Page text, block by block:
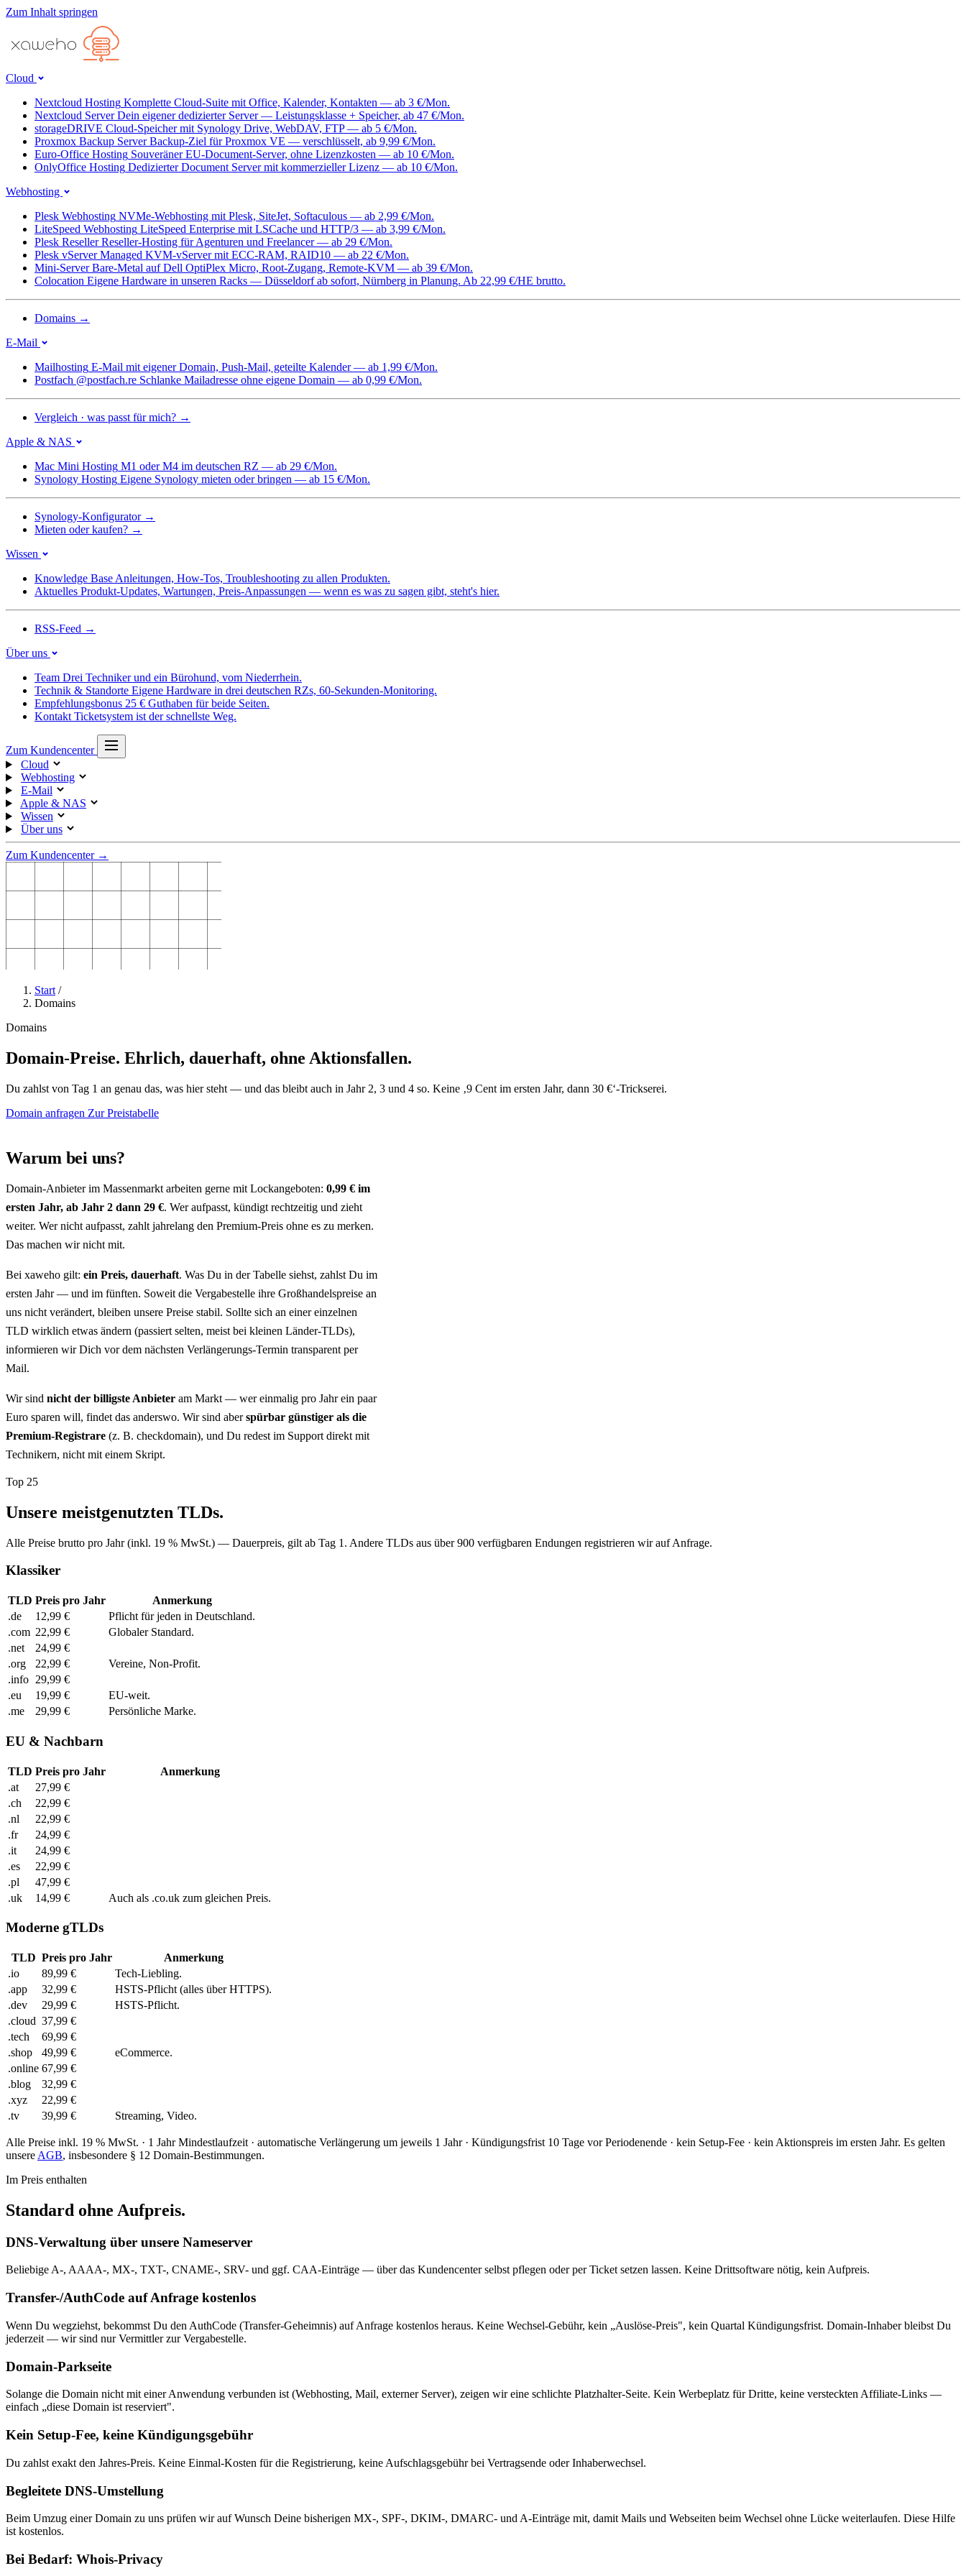
Zum Inhalt springen
Cloud
Nextcloud Hosting Komplette Cloud-Suite mit Office, Kalender, Kontakten — ab 3 €/Mon.
Nextcloud Server Dein eigener dedizierter Server — Leistungsklasse + Speicher, ab 47 €/Mon.
storageDRIVE Cloud-Speicher mit Synology Drive, WebDAV, FTP — ab 5 €/Mon.
Proxmox Backup Server Backup-Ziel für Proxmox VE — verschlüsselt, ab 9,99 €/Mon.
Euro-Office Hosting Souveräner EU-Document-Server, ohne Lizenzkosten — ab 10 €/Mon.
OnlyOffice Hosting Dedizierter Document Server mit kommerzieller Lizenz — ab 10 €/Mon.
Webhosting
Plesk Webhosting NVMe-Webhosting mit Plesk, SiteJet, Softaculous — ab 2,99 €/Mon.
LiteSpeed Webhosting LiteSpeed Enterprise mit LSCache und HTTP/3 — ab 3,99 €/Mon.
Plesk Reseller Reseller-Hosting für Agenturen und Freelancer — ab 29 €/Mon.
Plesk vServer Managed KVM-vServer mit ECC-RAM, RAID10 — ab 22 €/Mon.
Mini-Server Bare-Metal auf Dell OptiPlex Micro, Root-Zugang, Remote-KVM — ab 39 €/Mon.
Colocation Eigene Hardware in unseren Racks — Düsseldorf ab sofort, Nürnberg in Planung. Ab 22,99 €/HE brutto.
Domains →
E-Mail
Mailhosting E-Mail mit eigener Domain, Push-Mail, geteilte Kalender — ab 1,99 €/Mon.
Postfach @postfach.re Schlanke Mailadresse ohne eigene Domain — ab 0,99 €/Mon.
Vergleich · was passt für mich? →
Apple & NAS
Mac Mini Hosting M1 oder M4 im deutschen RZ — ab 29 €/Mon.
Synology Hosting Eigene Synology mieten oder bringen — ab 15 €/Mon.
Synology-Konfigurator →
Mieten oder kaufen? →
Wissen
Knowledge Base Anleitungen, How-Tos, Troubleshooting zu allen Produkten.
Aktuelles Produkt-Updates, Wartungen, Preis-Anpassungen — wenn es was zu sagen gibt, steht's hier.
RSS-Feed →
Über uns
Team Drei Techniker und ein Bürohund, vom Niederrhein.
Technik & Standorte Eigene Hardware in drei deutschen RZs, 60-Sekunden-Monitoring.
Empfehlungsbonus 25 € Guthaben für beide Seiten.
Kontakt Ticketsystem ist der schnellste Weg.
Zum Kundencenter
Cloud
Webhosting
E-Mail
Apple & NAS
Wissen
Über uns
Zum Kundencenter →
Start /
Domains
Domains
Domain-Preise. Ehrlich, dauerhaft, ohne Aktionsfallen.
Du zahlst von Tag 1 an genau das, was hier steht — und das bleibt auch in Jahr 2, 3 und 4 so. Keine ‚9 Cent im ersten Jahr, dann 30 €‘-Trickserei.
Domain anfragen Zur Preistabelle
Warum bei uns?
Domain-Anbieter im Massenmarkt arbeiten gerne mit Lockangeboten: 0,99 € im
ersten Jahr, ab Jahr 2 dann 29 €. Wer aufpasst, kündigt rechtzeitig und zieht
weiter. Wer nicht aufpasst, zahlt jahrelang den Premium-Preis ohne es zu merken.
Das machen wir nicht mit.
Bei xaweho gilt: ein Preis, dauerhaft. Was Du in der Tabelle siehst, zahlst Du im
ersten Jahr — und im fünften. Soweit die Vergabestelle ihre Großhandelspreise an
uns nicht verändert, bleiben unsere Preise stabil. Sollte sich an einer einzelnen
TLD wirklich etwas ändern (passiert selten, meist bei kleinen Länder-TLDs),
informieren wir Dich vor dem nächsten Verlängerungs-Termin transparent per
Mail.
Wir sind nicht der billigste Anbieter am Markt — wer einmalig pro Jahr ein paar
Euro sparen will, findet das anderswo. Wir sind aberspürbar günstiger als die
Premium-Registrare (z. B. checkdomain), und Du redest im Support direkt mit
Technikern, nicht mit einem Skript.
Top 25
Unsere meistgenutzten TLDs.
Alle Preise brutto pro Jahr (inkl. 19 % MwSt.) — Dauerpreis, gilt ab Tag 1. Andere TLDs aus über 900 verfügbaren Endungen registrieren wir auf Anfrage.
Klassiker
TLD Preis pro Jahr
Anmerkung
.de
12,99 €
Pflicht für jeden in Deutschland.
.com 22,99 €
Globaler Standard.
.net
24,99 €
.org
22,99 €
Vereine, Non-Profit.
.info 29,99 €
.eu
19,99 €
EU-weit.
.me
29,99 € Persönliche Marke.
EU & Nachbarn
TLD Preis pro Jahr
Anmerkung
.at
27,99 €
.ch
22,99 €
.nl
22,99 €
.fr
24,99 €
.it
24,99 €
.es
22,99 €
.pl
47,99 €
.uk
14,99 € Auch als .co.uk zum gleichen Preis.
Moderne gTLDs
TLD Preis pro Jahr
Anmerkung
.io
89,99 €
Tech-Liebling.
.app
32,99 €
HSTS-Pflicht (alles über HTTPS).
.dev
29,99 €
HSTS-Pflicht.
.cloud 37,99 €
.tech
69,99 €
.shop
49,99 €
eCommerce.
.online 67,99 €
.blog
32,99 €
.xyz
22,99 €
.tv
39,99 € Streaming, Video.
Alle Preise inkl. 19 % MwSt. · 1 Jahr Mindestlaufzeit · automatische Verlängerung um jeweils 1 Jahr · Kündigungsfrist 10 Tage vor Periodenende · kein Setup-Fee · kein Aktionspreis im ersten Jahr. Es gelten
unsere AGB, insbesondere § 12 Domain-Bestimmungen.
Im Preis enthalten
Standard ohne Aufpreis.
DNS-Verwaltung über unsere Nameserver
Beliebige A-, AAAA-, MX-, TXT-, CNAME-, SRV- und ggf. CAA-Einträge — über das Kundencenter selbst pflegen oder per Ticket setzen lassen. Keine Drittsoftware nötig, kein Aufpreis.
Transfer-/AuthCode auf Anfrage kostenlos
Wenn Du wegziehst, bekommst Du den AuthCode (Transfer-Geheimnis) auf Anfrage kostenlos heraus. Keine Wechsel-Gebühr, kein „Auslöse-Preis", kein Quartal Kündigungsfrist. Domain-Inhaber bleibst Du
jederzeit — wir sind nur Vermittler zur Vergabestelle.
Domain-Parkseite
Solange die Domain nicht mit einer Anwendung verbunden ist (Webhosting, Mail, externer Server), zeigen wir eine schlichte Platzhalter-Seite. Kein Werbeplatz für Dritte, keine versteckten Affiliate-Links —
einfach „diese Domain ist reserviert".
Kein Setup-Fee, keine Kündigungsgebühr
Du zahlst exakt den Jahres-Preis. Keine Einmal-Kosten für die Registrierung, keine Aufschlagsgebühr bei Vertragsende oder Inhaberwechsel.
Begleitete DNS-Umstellung
Beim Umzug einer Domain zu uns prüfen wir auf Wunsch Deine bisherigen MX-, SPF-, DKIM-, DMARC- und A-Einträge mit, damit Mails und Webseiten beim Wechsel ohne Lücke weiterlaufen. Diese Hilfe
ist kostenlos.
Bei Bedarf: Whois-Privacy